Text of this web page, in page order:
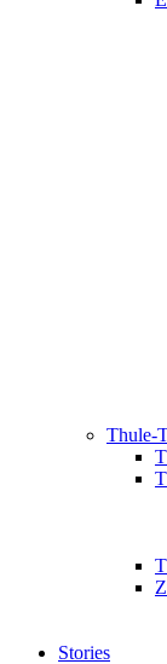
Thule-
Stories